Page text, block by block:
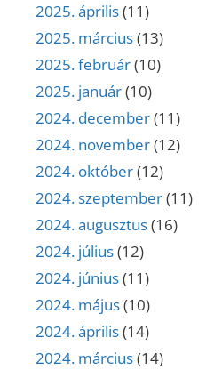
2025. április(11)
2025. március(13)
2025. február(10)
2025. január(10)
2024. december(11)
2024. november(12)
2024. október(12)
2024. szeptember(11)
2024. augusztus(16)
2024. július(12)
2024. június(11)
2024. május(10)
2024. április(14)
2024. március(14)